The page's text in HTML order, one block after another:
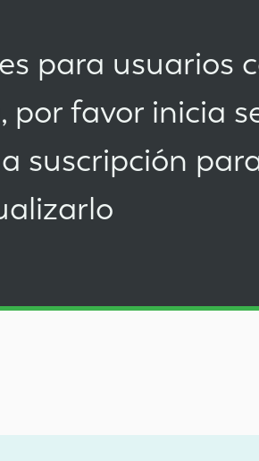
para usuarios
por favor inicia
suscripción